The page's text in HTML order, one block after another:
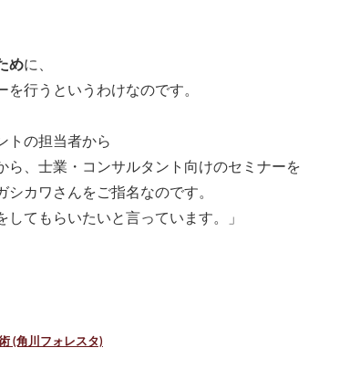
めに、
行うというわけなのです。
トの担当者から
ら、士業・コンサルタント向けのセミナーを
カワさんをご指名なのです。
してもらいたいと言っています。」
(角川フォレスタ)